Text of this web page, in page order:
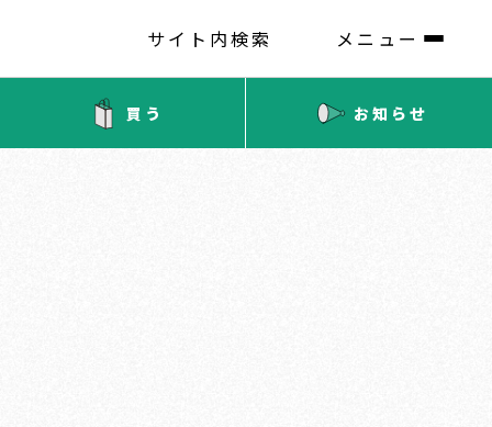
サイト内検索 メニュー
買う お知らせ